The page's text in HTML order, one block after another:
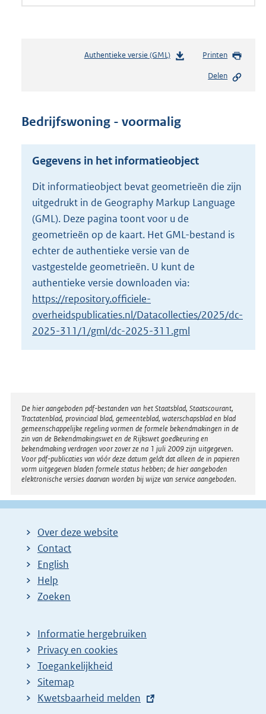
Authentieke versie (GML)b
n
d
s
r
o
t
t
e
2
K
b
Printen
Delen
Bedrijfswoning - voormalig
Gegevens in het informatieobject
Dit informatieobject bevat geometrieën die zijn
uitgedrukt in de Geography Markup Language
(GML). Deze pagina toont voor u de
geometrieën op de kaart. Het GML-bestand is
echter de authentieke versie van de
vastgestelde geometrieën. U kunt de
authentieke versie downloaden via:
https://repository.officiele-
overheidspublicaties.nl/Datacollecties/2025/dc-
2025-311/1/gml/dc-2025-311.gml
Disclaimer
De hier aangeboden pdf-bestanden van het Staatsblad, Staatscourant,
Tractatenblad, provinciaal blad, gemeenteblad, waterschapsblad en blad
gemeenschappelijke regeling vormen de formele bekendmakingen in de
zin van de Bekendmakingswet en de Rijkswet goedkeuring en
bekendmaking verdragen voor zover ze na 1 juli 2009 zijn uitgegeven.
Voor pdf-publicaties van vóór deze datum geldt dat alleen de in papieren
vorm uitgegeven bladen formele status hebben; de hier aangeboden
elektronische versies daarvan worden bij wijze van service aangeboden.
Over deze website
Contact
English
Help
Zoeken
Informatie hergebruiken
Privacy en cookies
Toegankelijkheid
Sitemap
E
Kwetsbaarheid melden